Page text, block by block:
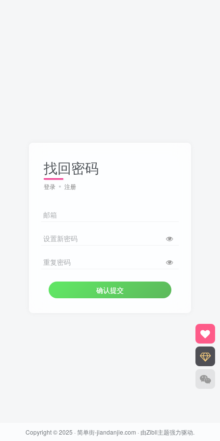
找回密码
登录 注册
邮箱
设置新密码
重复密码
确认提交
Copyright © 2025 · 简单街-jiandanjie.com · 由Zibll主题强力驱动.